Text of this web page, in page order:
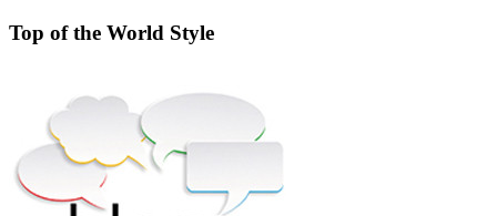
Top of the World Style